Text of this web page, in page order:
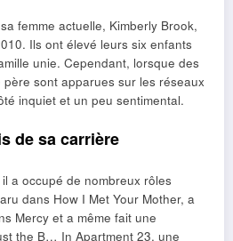
femme actuelle, Kimberly Brook,
Ils ont élevé leurs six enfants
unie. Cependant, lorsque des
sont apparues sur les réseaux
inquiet et un peu sentimental.
de sa carrière
a occupé de nombreux rôles
dans How I Met Your Mother, a
Mercy et a même fait une
the B… In Apartment 23, une